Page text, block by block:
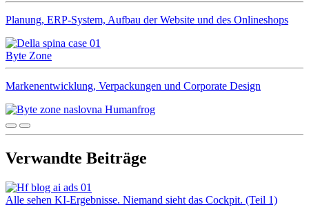
Planung, ERP-System, Aufbau der Website und des Onlineshops
Byte Zone
Markenentwicklung, Verpackungen und Corporate Design
Verwandte Beiträge
Alle sehen KI-Ergebnisse. Niemand sieht das Cockpit. (Teil 1)